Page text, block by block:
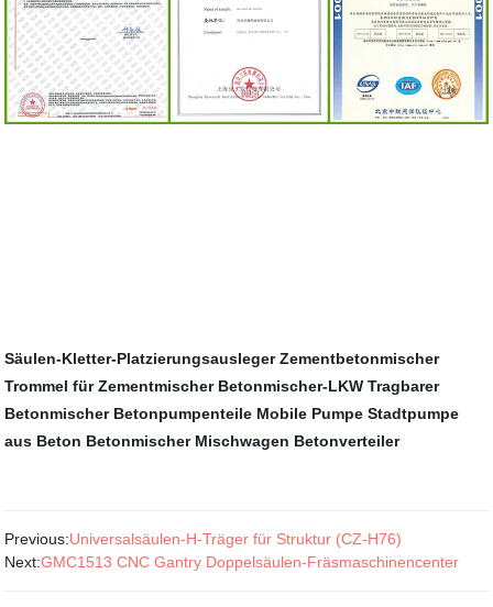
Säulen-Kletter-Platzierungsausleger Zementbetonmischer
Trommel für Zementmischer Betonmischer-LKW Tragbarer
Betonmischer Betonpumpenteile Mobile Pumpe Stadtpumpe
aus Beton Betonmischer Mischwagen Betonverteiler
Previous:Universalsäulen-H-Träger für Struktur (CZ-H76)
Next:GMC1513 CNC Gantry Doppelsäulen-Fräsmaschinencenter